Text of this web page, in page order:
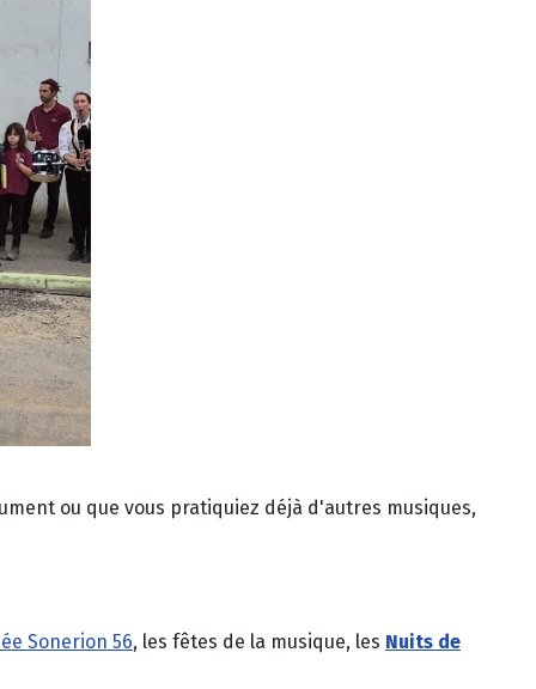
ou que vous pratiquiez déjà d'autres musiques,
Sonerion 56, les fêtes de la musique, les Nuits de